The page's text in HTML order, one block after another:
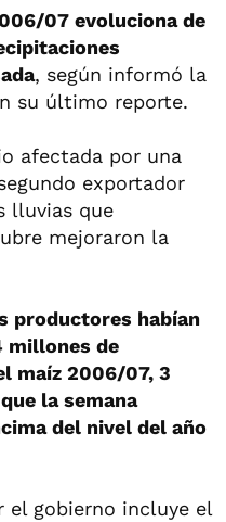
07 evoluciona de
, según informó la
su último reporte.
afectada por una
exportador
lluvias que
mejoraron la
productores habían
millones de
maíz 2006/07, 3
la semana
del nivel del año
el gobierno incluye el